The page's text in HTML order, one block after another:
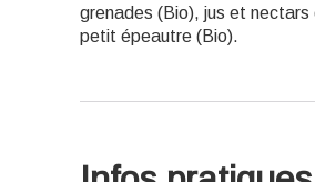
grenades (Bio), jus et
petit épeautre (Bio).